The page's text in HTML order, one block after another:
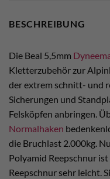
BESCHREIBUNG
Die Beal 5,5mm
Kletterzubehör zur
der extrem schnitt- und
Sicherungen und
Felsköpfen anbringen.
Normalhaken
die Bruchlast 2.000kg.
Polyamid Reepschnur
Reepschnur sehr leicht.